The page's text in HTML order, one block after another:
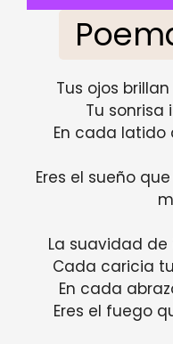
Tus ojos
Tu
En cada latido
Eres el sueño
La suavidad
Cada caricia
En cada
Eres el fuego